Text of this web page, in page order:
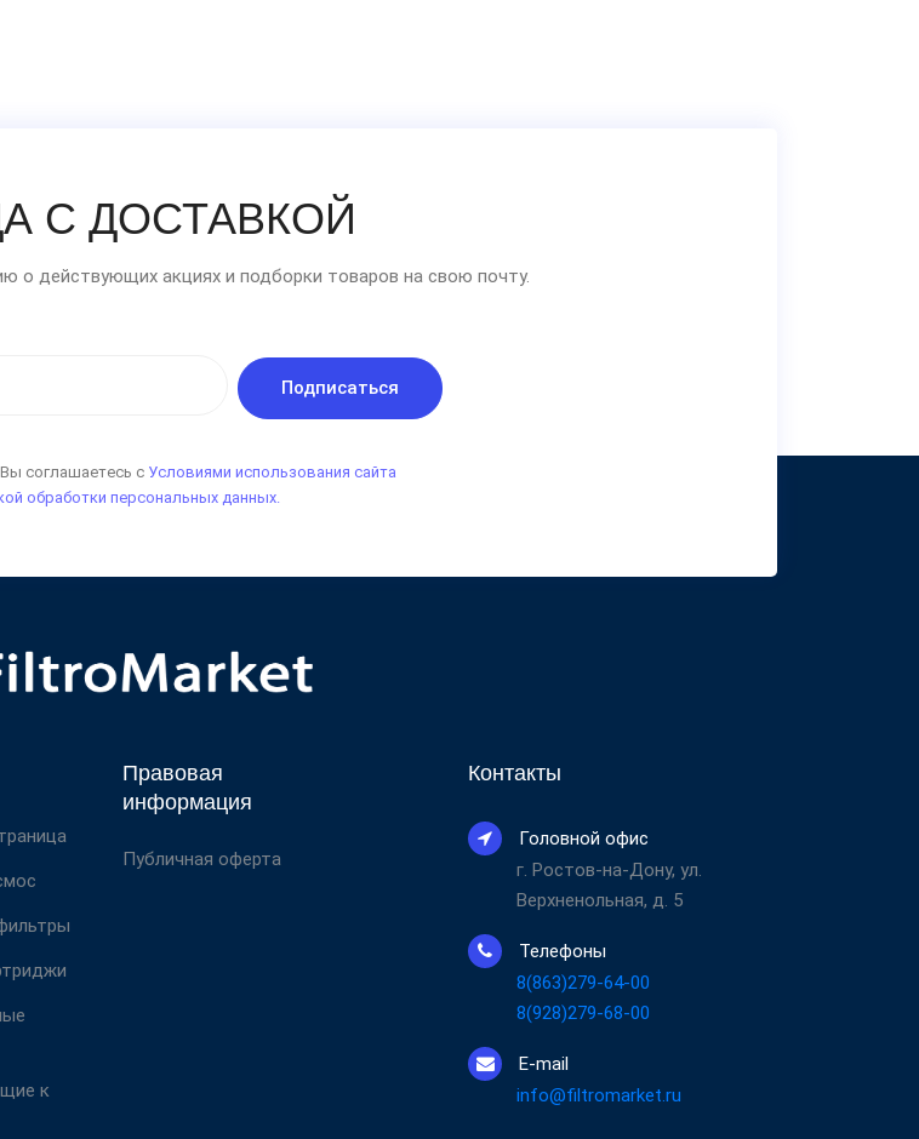
С ДОСТАВКОЙ
о действующих акциях и подборки товаров на свою почту.
Подписаться
соглашаетесь с Условиями использования сайта
обработки персональных данных.
к
Правовая
информация
Публичная оферта
Контакты
Головной офис
г. Ростов-на-Дону, ул.
Верхненольная, д. 5
Телефоны
8(863)279-64-00
8(928)279-68-00
E-mail
info@filtromarket.ru